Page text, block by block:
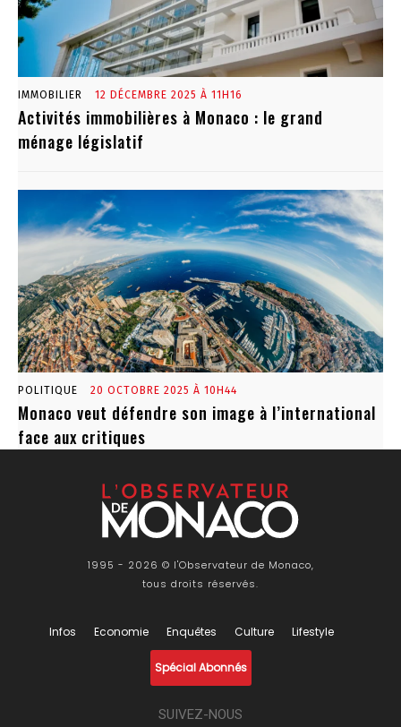
IMMOBILIER 12 DÉCEMBRE 2025 À 11H16
Activités immobilières à Monaco : le grand
ménage législatif
POLITIQUE 20 OCTOBRE 2025 À 10H44
Monaco veut défendre son image à l’international
face aux critiques
1995 - 2026 © l'Observateur de Monaco,
tous droits réservés.
Infos Economie Enquêtes Culture Lifestyle
Spécial Abonnés
SUIVEZ-NOUS